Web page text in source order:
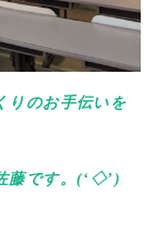
りのお手伝いを
藤です。(‘◇’)ゞ